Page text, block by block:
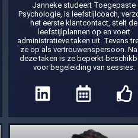
Janneke studeert Toegepaste
Psychologie, is leefstijlcoach,
het eerste klantcontact, stelt de
leefstijlplannen op en voert
administratieve taken uit. Tevens
ze op als vertrouwenspersoon.
deze taken is ze beperkt
voor begeleiding van sessies.